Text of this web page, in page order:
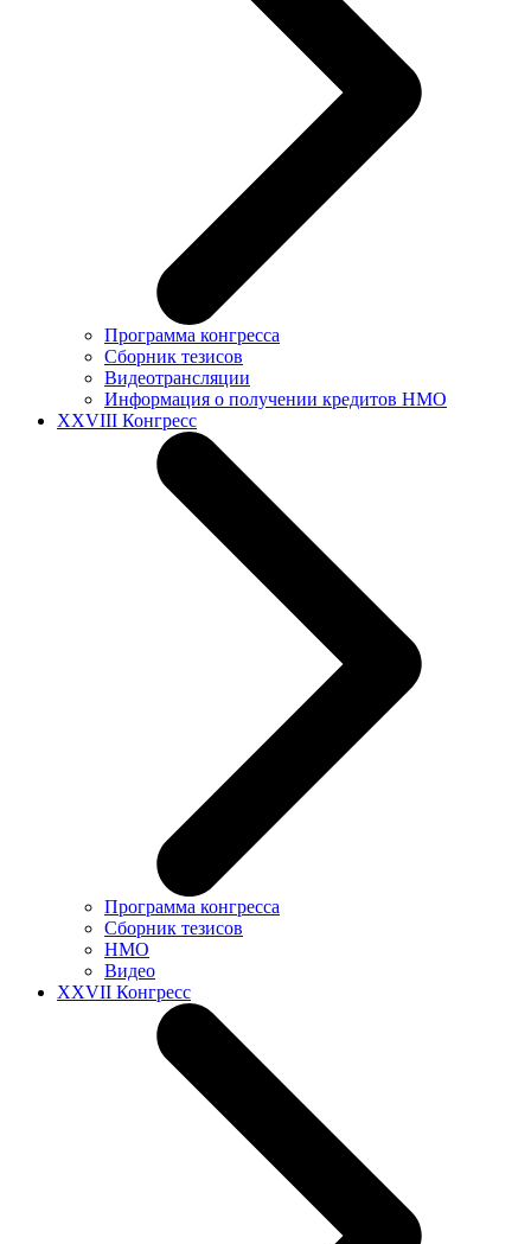
Программа конгресса
Сборник тезисов
Видеотрансляции
Информация о получении кредитов НМО
XXVIII Конгресс
Программа конгресса
Сборник тезисов
НМО
Видео
XXVII Конгресс